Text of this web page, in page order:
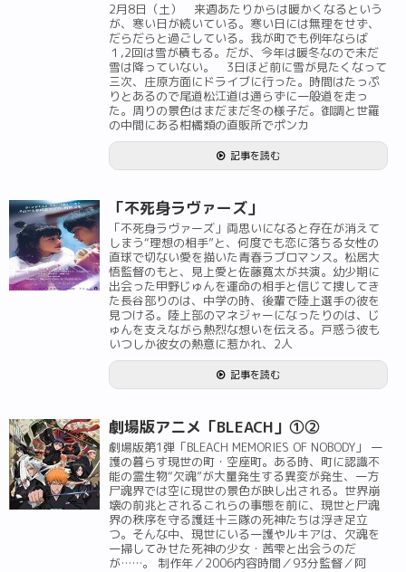
2月8日（土） 来週あたりからは暖かくなるという
が、寒い日が続いている。寒い日には無理をせず、
だらだらと過ごしている。我が町でも例年ならば
１,2回は雪が積もる。だが、今年は暖冬なので未だ
雪は降っていない。 3日ほど前に雪が見たくなって
三次、庄原方面にドライブに行った。時間はたっぷ
りとあるので尾道松江道は通らずに一般道を走っ
た。周りの景色はまだまだ冬の様子だ。御調と世羅
の中間にある柑橘類の直販所でポンカ
記事を読む
「不死身ラヴァーズ」
「不死身ラヴァーズ」両思いになると存在が消えて
しまう“理想の相手”と、何度でも恋に落ちる女性の
直球で切ない愛を描いた青春ラブロマンス。松居大
悟監督のもと、見上愛と佐藤寛太が共演。幼少期に
出会った甲野じゅんを運命の相手と信じて捜してき
た長谷部りのは、中学の時、後輩で陸上選手の彼を
見つける。陸上部のマネジャーになったりのは、じ
ゅんを支えながら熱烈な想いを伝える。戸惑う彼も
いつしか彼女の熱意に惹かれ、2人
記事を読む
劇場版アニメ「BLEACH」①②
劇場版第1弾「BLEACH MEMORIES OF NOBODY」 一
護の暮らす現世の町・空座町。ある時、町に認識不
能の霊生物“欠魂”が大量発生する異変が発生、一方
尸魂界では空に現世の景色が映し出される。世界崩
壊の前兆とされるこれらの事態を前に、現世と尸魂
界の秩序を守る護廷十三隊の死神たちは浮き足立
つ。そんな中、現世にいる一護やルキアは、欠魂を
一掃してみせた死神の少女・茜雫と出会うのだ
が……。 制作年／2006内容時間／93分監督／阿